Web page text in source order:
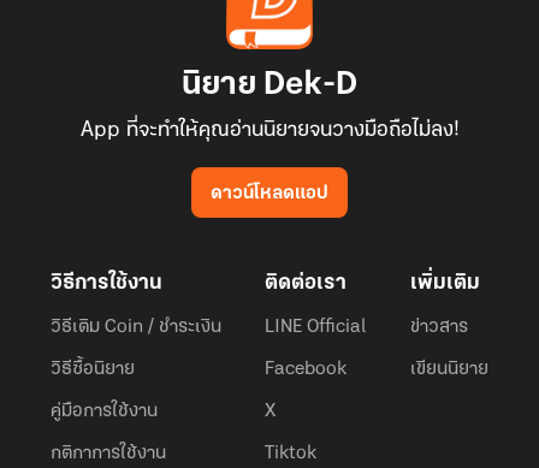
นิยาย Dek-D
App ที่จะทำให้คุณอ่านนิยายจนวางมือถือไม่ลง!
ดาวน์โหลดแอป
วิธีการใช้งาน
วิธีเติม Coin / ชำระเงิน
วิธีซื้อนิยาย
คู่มือการใช้งาน
กติกาการใช้งาน
ติดต่อเรา
LINE Official
Facebook
X
Tiktok
เพิ่มเติม
ข่าวสาร
เขียนนิยาย